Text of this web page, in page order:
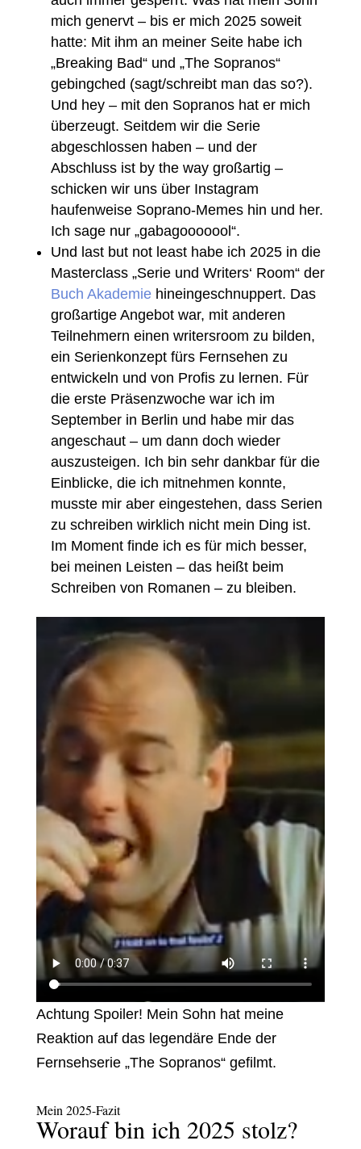
mich genervt – bis er mich 2025 soweit
hatte: Mit ihm an meiner Seite habe ich
„Breaking Bad“ und „The Sopranos“
gebingched (sagt/schreibt man das so?).
Und hey – mit den Sopranos hat er mich
überzeugt. Seitdem wir die Serie
abgeschlossen haben – und der
Abschluss ist by the way großartig –
schicken wir uns über Instagram
haufenweise Soprano-Memes hin und her.
Ich sage nur „gabagooooool“.
Und last but not least habe ich 2025 in die
Masterclass „Serie und Writers‘ Room“ der
Buch Akademie hineingeschnuppert. Das
großartige Angebot war, mit anderen
Teilnehmern einen writersroom zu bilden,
ein Serienkonzept fürs Fernsehen zu
entwickeln und von Profis zu lernen. Für
die erste Präsenzwoche war ich im
September in Berlin und habe mir das
angeschaut – um dann doch wieder
auszusteigen. Ich bin sehr dankbar für die
Einblicke, die ich mitnehmen konnte,
musste mir aber eingestehen, dass Serien
zu schreiben wirklich nicht mein Ding ist.
Im Moment finde ich es für mich besser,
bei meinen Leisten – das heißt beim
Schreiben von Romanen – zu bleiben.
Achtung Spoiler! Mein Sohn hat meine
Reaktion auf das legendäre Ende der
Fernsehserie „The Sopranos“ gefilmt.
Mein 2025-Fazit
Worauf bin ich 2025 stolz?